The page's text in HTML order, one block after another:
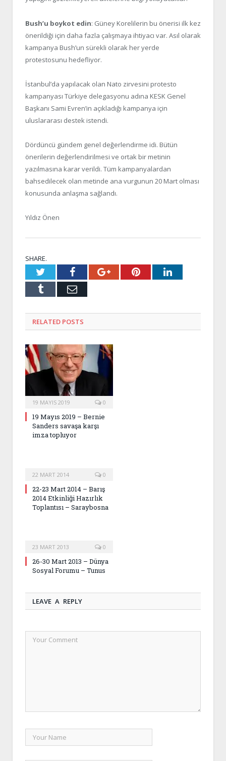
Bush’u boykot edin: Güney Korelilerin bu önerisi ilk kez
önerildiği için daha fazla çalışmaya ihtiyacı var. Asıl olarak
kampanya Bush’un sürekli olarak her yerde
protestosunu hedefliyor.
İstanbul’da yapılacak olan Nato zirvesini protesto
kampanyası Türkiye delegasyonu adına KESK Genel
Başkanı Sami Evren’in açıkladığı kampanya için
uluslararası destek istendi.
Dördüncü gündem genel değerlendirme idi. Bütün
önerilerin değerlendirilmesi ve ortak bir metinin
yazılmasına karar verildi. Tüm kampanyalardan
bahsedilecek olan metinde ana vurgunun 20 Mart olması
konusunda anlaşma sağlandı.
Yıldız Önen
SHARE.
TwitterFacebookGoogle+PinterestLinkedIn
Tumblr Email
RELATED POSTS
19 MAYIS 2019 0
19 Mayıs 2019 – Bernie
Sanders savaşa karşı
imza topluyor
22 MART 2014 0
22-23 Mart 2014 – Barış
2014 Etkinliği Hazırlık
Toplantısı – Saraybosna
23 MART 2013 0
26-30 Mart 2013 – Dünya
Sosyal Forumu – Tunus
LEAVE A REPLY